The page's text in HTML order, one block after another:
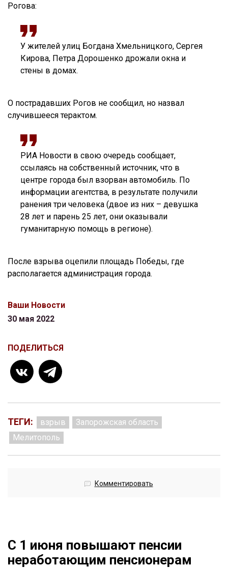
Рогова:
У жителей улиц Богдана Хмельницкого, Сергея
Кирова, Петра Дорошенко дрожали окна и
стены в домах.
О пострадавших Рогов не сообщил, но назвал
случившееся терактом.
РИА Новости в свою очередь сообщает,
ссылаясь на собственный источник, что в
центре города был взорван автомобиль. По
информации агентства, в результате получили
ранения три человека (двое из них – девушка
28 лет и парень 25 лет, они оказывали
гуманитарную помощь в регионе).
После взрыва оцепили площадь Победы, где
располагается администрация города.
Ваши Новости
30 мая 2022
ПОДЕЛИТЬСЯ
ТЕГИ: взрыв
Запорожская область
Мелитополь
Комментировать
С 1 июня повышают пенсии
неработающим пенсионерам